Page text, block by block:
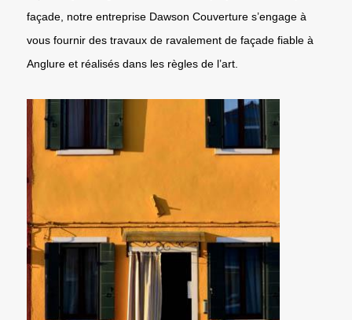
façade, notre entreprise Dawson Couverture s’engage à
vous fournir des travaux de ravalement de façade fiable à
Anglure et réalisés dans les règles de l’art.